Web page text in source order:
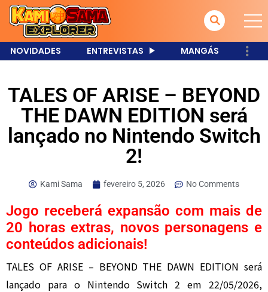
NOVIDADES ENTREVISTAS MANGÁS
TALES OF ARISE – BEYOND
THE DAWN EDITION será
lançado no Nintendo Switch
2!
Kami Sama fevereiro 5, 2026 No Comments
Jogo receberá expansão com mais de
20 horas extras, novos personagens e
conteúdos adicionais!
TALES OF ARISE – BEYOND THE DAWN EDITION será
lançado para o Nintendo Switch 2 em 22/05/2026,